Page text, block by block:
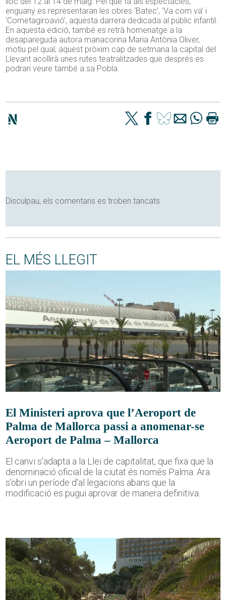
enguany es representaran les obres ‘Batec’, ‘Va com va’ i
‘Cometagiroavió’, aquesta darrera dedicada al públic infantil.
En aquesta edició, també es retrà homenatge a la
desapareguda autora manacorina Maria Antònia Oliver,
motiu pel qual, aquest pròxim cap de setmana la capital del
Llevant acollirà unes rutes teatralitzades que després es
podran veure també a sa Pobla.
Disculpau, els comentaris es troben tancats
EL MÉS LLEGIT
El Ministeri aprova que l’Aeroport de
Palma de Mallorca passi a anomenar-se
Aeroport de Palma – Mallorca
El canvi s'adapta a la Llei de capitalitat, que fixa que la
denominació oficial de la ciutat és només Palma. Ara
s'obri un període d'al·legacions abans que la
modificació es pugui aprovar de manera definitiva.